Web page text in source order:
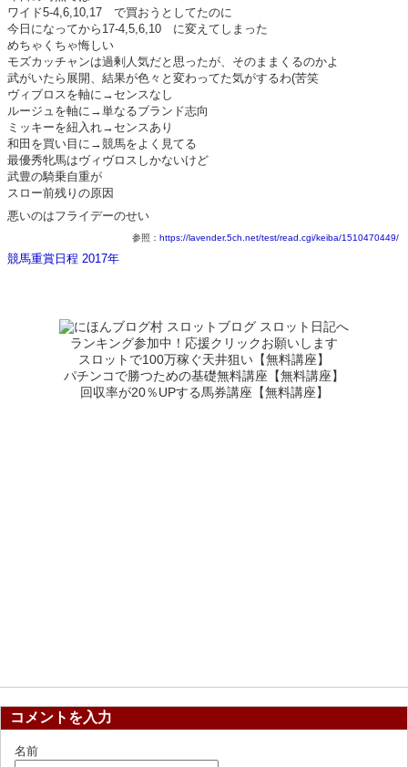
ワイド5-4,6,10,17 で買おうとしてたのに
今日になってから17-4,5,6,10 に変えてしまった
めちゃくちゃ悔しい
モズカッチャンは過剰人気だと思ったが、そのままくるのかよ
武がいたら展開、結果が色々と変わってた気がするわ(苦笑
ヴィブロスを軸に→センスなし
ルージュを軸に→単なるブランド志向
ミッキーを紐入れ→センスあり
和田を買い目に→競馬をよく見てる
最優秀牝馬はヴィヴロスしかないけど
武豊の騎乗自重が
スロー前残りの原因
悪いのはフライデーのせい
参照： https://lavender.5ch.net/test/read.cgi/keiba/1510470449/
競馬重賞日程 2017年
ランキング参加中！応援クリックお願いします
スロットで100万稼ぐ天井狙い【無料講座】
パチンコで勝つための基礎無料講座【無料講座】
回収率が20％UPする馬券講座【無料講座】
コメントを入力
名前